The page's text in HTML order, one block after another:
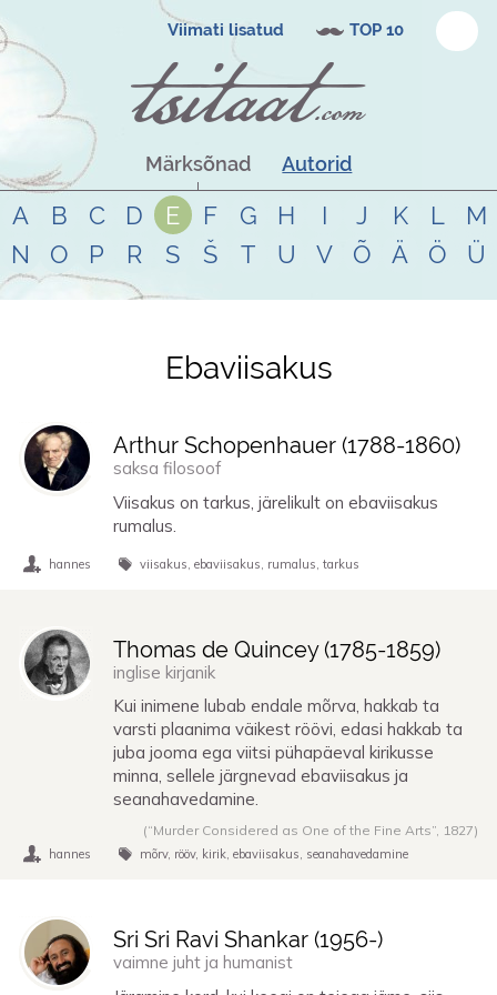
Viimati lisatud TOP 10
Märksõnad Autorid
A B C D E F G H I J K L
M
N
O P R S Š T U V Õ Ä Ö Ü
Tsitaadid teemalebaviisakus
Ebaviisakus
Arthur Schopenhauer (1788-1860)
saksa filosoof
Viisakus on tarkus, järelikult on ebaviisakus
rumalus.
hannes viisakus ebaviisakus rumalus tarkus
Thomas de Quincey (1785-1859)
inglise kirjanik
Kui inimene lubab endale mõrva, hakkab ta
varsti plaanima väikest röövi, edasi hakkab ta
juba jooma ega viitsi pühapäeval kirikusse
minna, sellele järgnevad ebaviisakus ja
seanahavedamine.
(“Murder Considered as One of the Fine Arts”, 1827)
hannes mõrv rööv kirik ebaviisakus seanahavedamine
Sri Sri Ravi Shankar (1956-)
vaimne juht ja humanist